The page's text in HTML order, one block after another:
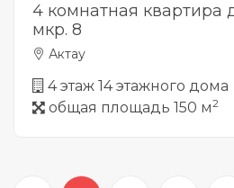
4 комнатная квартира
мкр. 8
Актау
4 этаж 14 этажного дома
общая площадь 150 м2